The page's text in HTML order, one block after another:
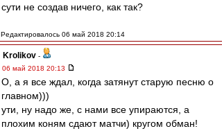
сути не создав ничего, как так?
Редактировалось 06 май 2018 20:14
Krolikov -
06 май 2018 20:13
О, а я все ждал, когда затянут старую песню о
главном)))
ути, ну надо же, с нами все упираются, а
плохим коням сдают матчи) кругом обман!